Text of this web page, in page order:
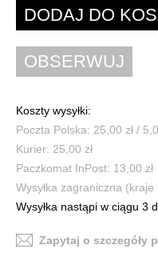
Koszty wysyłki:
Poczta Polska: 25,00 zł /
Kurier: 25,00 zł
Paczkomat InPost: 13,00 zł
Wysyłka zagraniczna (kraje
Wysyłka nastąpi w ciągu 3
Zapytaj o szczegóły